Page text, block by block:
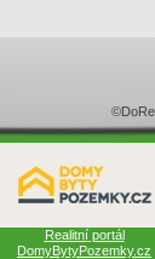
Realitní portál
DomyBytyPozemky.cz